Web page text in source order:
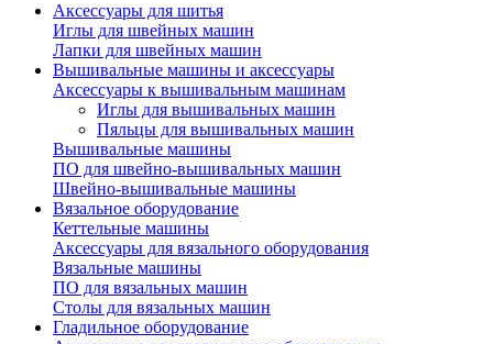
Аксессуары для шитья
Иглы для швейных машин
Лапки для швейных машин
Вышивальные машины и аксессуары
Аксессуары к вышивальным машинам
Иглы для вышивальных машин
Пяльцы для вышивальных машин
Вышивальные машины
ПО для швейно-вышивальных машин
Швейно-вышивальные машины
Вязальное оборудование
Кеттельные машины
Аксессуары для вязального оборудования
Вязальные машины
ПО для вязальных машин
Столы для вязальных машин
Гладильное оборудование